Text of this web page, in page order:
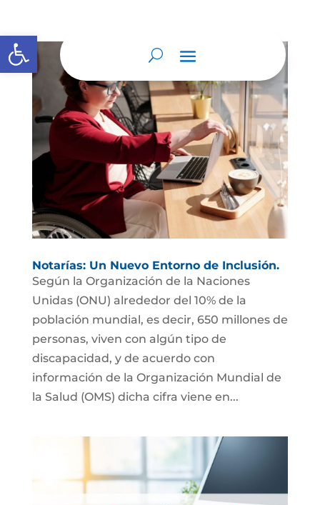
Abrir barra de herramientas
Notarías: Un Nuevo Entorno de Inclusión.
Según la Organización de la Naciones
Unidas (ONU) alrededor del 10% de la
población mundial, es decir, 650 millones de
personas, viven con algún tipo de
discapacidad, y de acuerdo con
información de la Organización Mundial de
la Salud (OMS) dicha cifra viene en...